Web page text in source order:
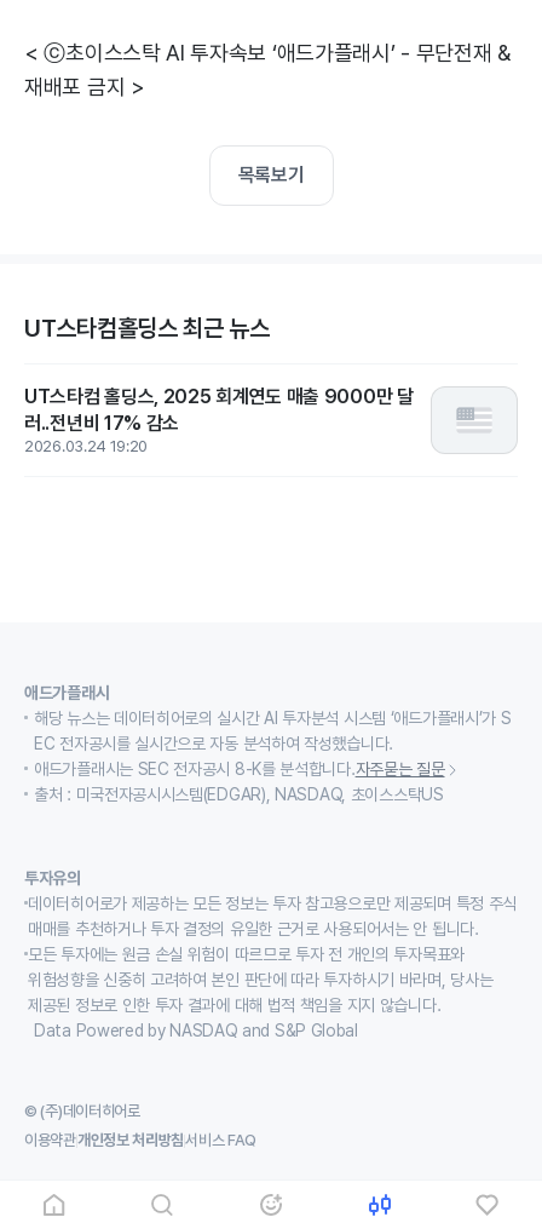
< ⓒ초이스스탁 AI 투자속보 ‘애드가플래시’ - 무단전재 &
재배포 금지 >
목록보기
UT스타컴홀딩스 최근 뉴스
UT스타컴 홀딩스, 2025 회계연도 매출 9000만 달
러..전년비 17% 감소
2026.03.24 19:20
애드가플래시
해당 뉴스는 데이터히어로의 실시간 AI 투자분석 시스템 ‘애드가플래시’가 S
EC 전자공시를 실시간으로 자동 분석하여 작성했습니다.
애드가플래시는 SEC 전자공시 8-K를 분석합니다.자주묻는 질문
출처 : 미국전자공시시스템(EDGAR), NASDAQ, 초이스스탁US
투자유의
데이터히어로가 제공하는 모든 정보는 투자 참고용으로만 제공되며 특정 주식
매매를 추천하거나 투자 결정의 유일한 근거로 사용되어서는 안 됩니다.
모든 투자에는 원금 손실 위험이 따르므로 투자 전 개인의 투자목표와
위험성향을 신중히 고려하여 본인 판단에 따라 투자하시기 바라며, 당사는
제공된 정보로 인한 투자 결과에 대해 법적 책임을 지지 않습니다.
Data Powered by NASDAQ and S&P Global
© (주)데이터히어로
이용약관개인정보 처리방침서비스 FAQ